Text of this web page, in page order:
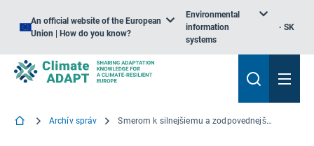
An official website of the European
Union | How do you know?
Environmental
information
systems
SK
Archív správ Smerom k silnejšiemu a zodpovednejšiemu riadeniu rizika katastrof v celej EÚ